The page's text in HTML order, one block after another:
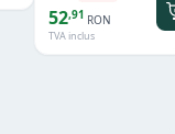
52,91 RON
TVA inclus